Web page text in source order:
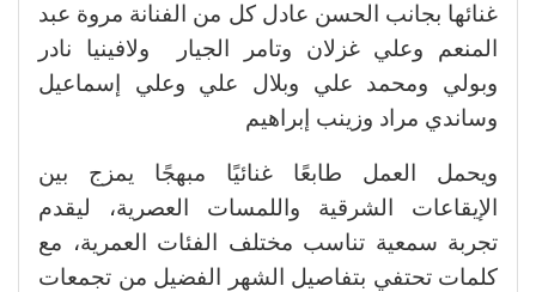
غنائها بجانب الحسن عادل كل من الفنانة مروة عبد
المنعم وعلي غزلان وتامر الجيار ولافينيا نادر
وبولي ومحمد علي وبلال علي وعلي إسماعيل
وساندي مراد وزينب إبراهيم
ويحمل العمل طابعًا غنائيًا مبهجًا يمزج بين
الإيقاعات الشرقية واللمسات العصرية، ليقدم
تجربة سمعية تناسب مختلف الفئات العمرية، مع
كلمات تحتفي بتفاصيل الشهر الفضيل من تجمعات